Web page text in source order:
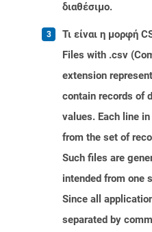
διαθέσιμο.
Τι είναι η μορφή
Files with .csv
extension
contain records of
values. Each line
from the set of
Such files are
intended from one
Since all
separated by